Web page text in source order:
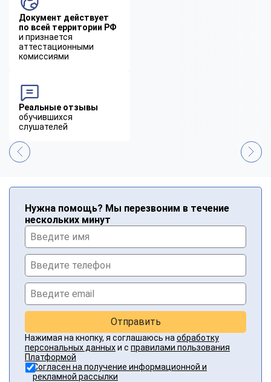
Документ действует
по всей территории РФ
и признается
аттестационными
комиссиями
Реальные отзывы
обучившихся
слушателей
Нужна помощь? Мы перезвоним в течение
нескольких минут
Отправить
Нажимая на кнопку, я соглашаюсь на обработку
персональных данныхи с правилами пользования
Платформой
Согласен на получение информационной и
рекламной рассылки